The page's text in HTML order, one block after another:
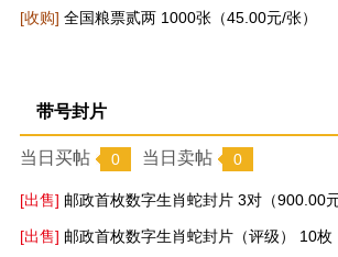
无油贰分 成交1捆(1600.00元/捆)
贰分无油荧光 成交5捆(1850.00元/捆)
JP286梅兰芳诞辰130周年 成交10枚(22.00元/枚)
JP286梅兰芳诞辰130周年 成交10枚(22.00元/枚)
无油贰分 成交1包(17000.00元/包)
[收购] 全国粮票贰两 1000张（45.00元/张）
带号封片
当日买帖 0 当日卖帖 0
[出售] 邮政首枚数字生肖蛇封片 3对（900.00元
[出售] 邮政首枚数字生肖蛇封片（评级） 10枚